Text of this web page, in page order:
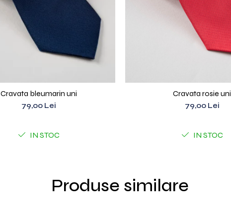
Cravata bleumarin uni
79,00 Lei
IN STOC
Cravata rosie uni
79,00 Lei
IN STOC
Produse similare